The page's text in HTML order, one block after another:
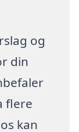
og
din
flere
kan